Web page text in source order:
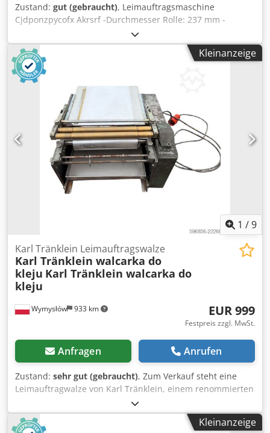
Zustand: gut (gebraucht), Leimauftragsmaschine
Cjdponzpycofx Akrsrf -Durchmesser Rolle: 237 mm -
Arbeitsbreite: 1525 mm -Welle: Aufnahme: siehe Foto
techn. Zeichnung -Abmessung ges.: Ø 237 x 2010 mm -
Gewicht: 127 kg
Kleinanzeige
1 /9
Wymysłów 933 km
Karl Tränklein Leimauftragswalze
Karl Tränklein walcarka do
kleju Karl Tränklein walcarka do
kleju
EUR 999
Festpreis zzgl. MwSt.
Anfragen Anrufen
Zustand: sehr gut (gebraucht), Zum Verkauf steht eine
Leimauftragwalze von Karl Tränklein, einem renommierten
deutschen Hersteller von Buchbindereimaschinen. Das
Gerät ist für das präzise und gleichmäßige Auftragen von
Leim auf Papier, Karton, Pappe, Furniere sowie andere
Kleinanzeige